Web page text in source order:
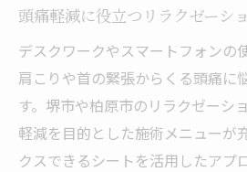
頭痛軽減に役立つリラクゼーシ
デスクワークやスマートフォンの
肩こりや首の緊張からくる頭痛に
す。堺市や柏原市のリラクゼーシ
軽減を目的とした施術メニューが
クスできるシートを活用したアプ